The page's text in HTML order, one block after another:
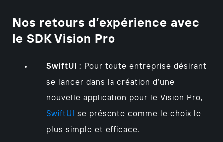
Nos retours d’expérience avec
le SDK Vision Pro
SwiftUI : Pour toute entreprise désirant
se lancer dans la création d'une
nouvelle application pour le Vision Pro,
SwiftUI se présente comme le choix le
plus simple et efficace.